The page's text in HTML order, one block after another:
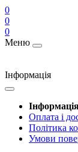
0
0
0
Меню
Інформація
Оплата і
Політика
Умови